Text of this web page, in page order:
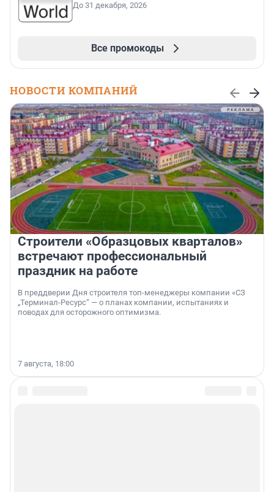
До 31 декабря, 2026
Все промокоды
НОВОСТИ КОМПАНИЙ
Строители «Образцовых кварталов»
встречают профессиональный
праздник на работе
В преддверии Дня строителя топ-менеджеры компании «СЗ
„Терминал-Ресурс“ — о планах компании, испытаниях и
поводах для осторожного оптимизма.
7 августа, 18:00